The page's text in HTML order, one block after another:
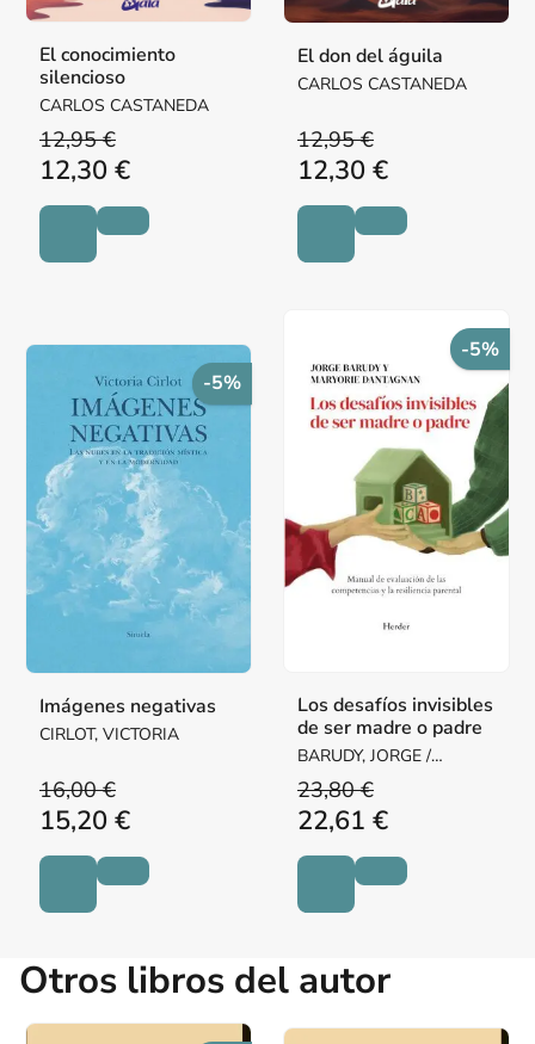
El conocimiento
silencioso
CARLOS CASTANEDA
12,95 €
12,30 €
El don del águila
CARLOS CASTANEDA
12,95 €
12,30 €
-5%
Imágenes negativas
CIRLOT, VICTORIA
16,00 €
15,20 €
-5%
Los desafíos invisibles
de ser madre o padre
BARUDY, JORGE /
DANTAGNAN, MARYORIE
23,80 €
22,61 €
Otros libros del autor